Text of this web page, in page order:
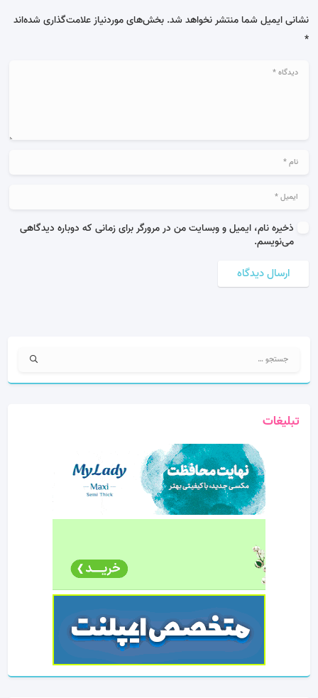
نشانی ایمیل شما منتشر نخواهد شد. بخش‌های موردنیاز علامت‌گذاری شده‌اند
*
ذخیره نام، ایمیل و وبسایت من در مرورگر برای زمانی که دوباره دیدگاهی
می‌نویسم.
ارسال دیدگاه
جستجو
تبلیغات